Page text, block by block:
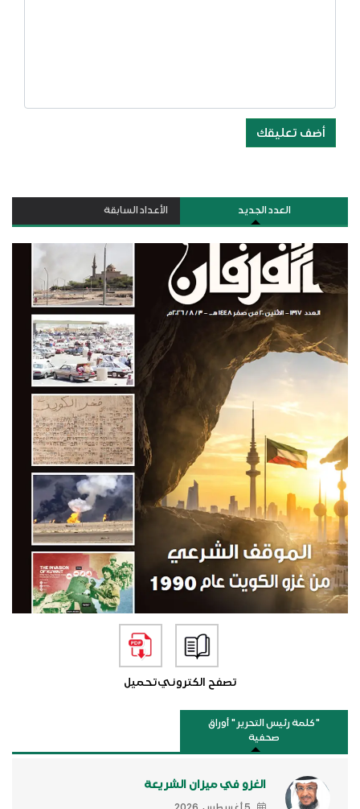
أضف تعليقك
العدد الجديد الأعداد السابقة
تصفح الكترونيتحميل
"كلمة رئيس التحرير " أوراق
صحفية
الغزو في ميزان الشريعة